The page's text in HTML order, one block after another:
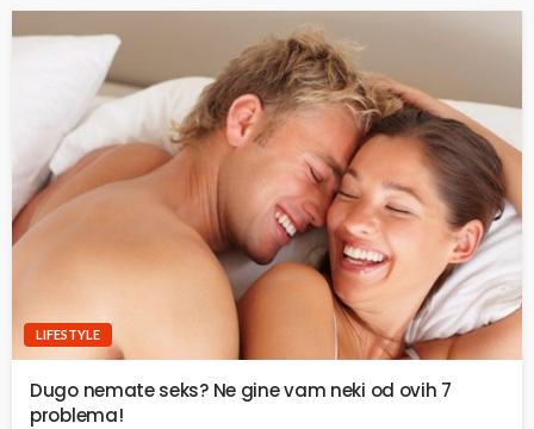
LIFESTYLE
Dugo nemate seks? Ne gine vam neki od ovih 7
problema!